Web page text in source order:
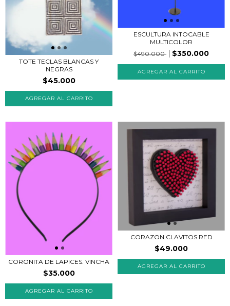
TOTE TECLAS BLANCAS Y
NEGRAS
$45.000
ESCULTURA INTOCABLE
MULTICOLOR
$490.000
$350.000
CORONITA DE LAPICES. VINCHA
$35.000
CORAZON CLAVITOS RED
$49.000
AGREGAR AL CARRITO